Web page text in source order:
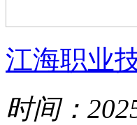
江海职业
时间：